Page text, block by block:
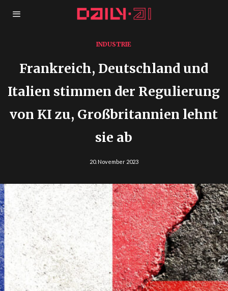
INDUSTRIE
Frankreich, Deutschland und
Italien stimmen der Regulierung
von KI zu, Großbritannien lehnt
sie ab
20. November 2023